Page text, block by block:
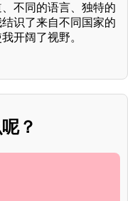
不同的语言、独特的
识了来自不同国家的
开阔了视野。
？